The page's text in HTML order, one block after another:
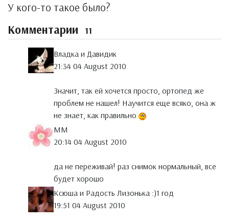
У кого-то такое было?
Комментарии 11
Владка и Давидик
21:34 04 August 2010
Значит, так ей хочется просто, ортопед же
проблем не нашел! Научится еще всяко, она ж
не знает, как правильно
MM
20:14 04 August 2010
да не переживай! раз снимок нормальный, все
будет хорошо
Ксюша и Радость Лизонька :)1 год
19:51 04 August 2010